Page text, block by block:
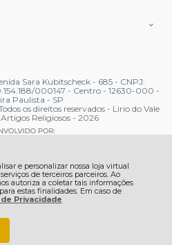
e personalizar nossa loja virtual
de terceiros parceiros. Ao
autoriza a coletar tais informações
estas finalidades. Em caso de
Privacidade
Sara Kubitscheck - 685 - CNPJ:
000147 - Centro - 12630-000 -
Paulista - SP
os direitos reservados - Lirio do Vale
Religiosos - 2026